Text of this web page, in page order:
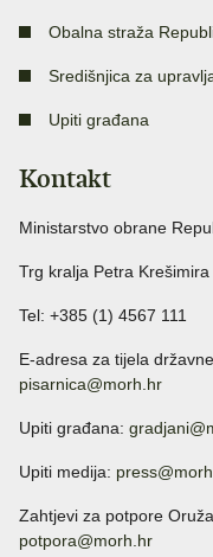
Obalna straža
Središnjica za
Upiti građana
Kontakt
Ministarstvo obrane
Trg kralja Petra
Tel: +385 (1) 4567 111
E-adresa za tijela
pisarnica@morh.hr
Upiti građana:
Upiti medija:
Zahtjevi za potpore
potpora@morh.hr